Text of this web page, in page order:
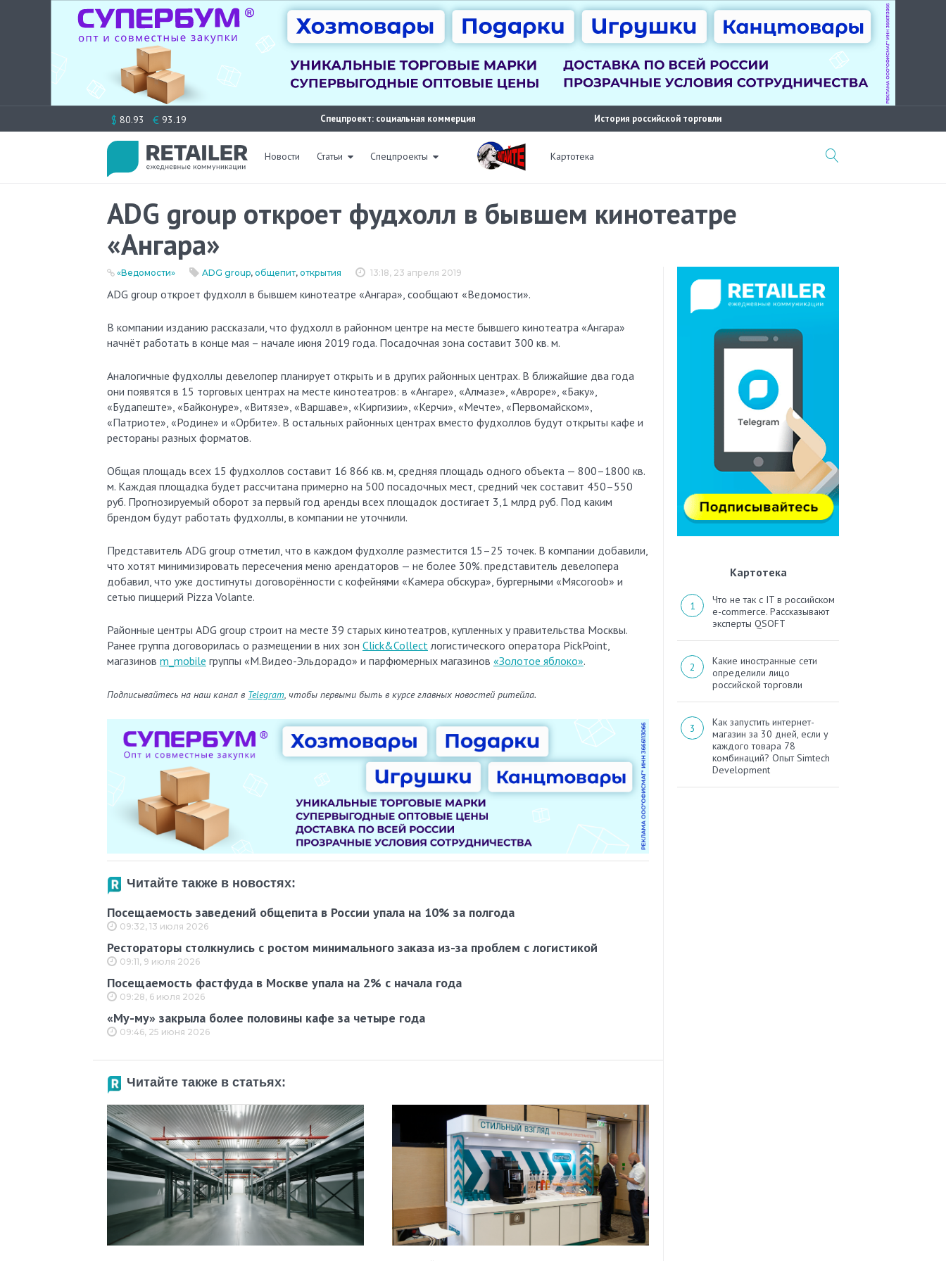
к
$ 80.93 € 93.19 Спецпроект: социальная коммерция История российской торговли
Новости Статьи Спецпроекты Картотека
ADG group откроет фудхолл в бывшем кинотеатре
«Ангара»
13:18, 23 апреля 2019
«Ведомости» ADG group, общепит, открытия
ADG group откроет фудхолл в бывшем кинотеатре «Ангара», сообщают «Ведомости».
В компании изданию рассказали, что фудхолл в районном центре на месте бывшего кинотеатра «Ангара»
начнёт работать в конце мая – начале июня 2019 года. Посадочная зона составит 300 кв. м.
Аналогичные фудхоллы девелопер планирует открыть и в других районных центрах. В ближайшие два года
они появятся в 15 торговых центрах на месте кинотеатров: в «Ангаре», «Алмазе», «Авроре», «Баку»,
«Будапеште», «Байконуре», «Витязе», «Варшаве», «Киргизии», «Керчи», «Мечте», «Первомайском»,
«Патриоте», «Родине» и «Орбите». В остальных районных центрах вместо фудхоллов будут открыты кафе и
рестораны разных форматов.
Общая площадь всех 15 фудхоллов составит 16 866 кв. м, средняя площадь одного объекта — 800–1800 кв.
м. Каждая площадка будет рассчитана примерно на 500 посадочных мест, средний чек составит 450–550
руб. Прогнозируемый оборот за первый год аренды всех площадок достигает 3,1 млрд руб. Под каким
брендом будут работать фудхоллы, в компании не уточнили.
Представитель ADG group отметил, что в каждом фудхолле разместится 15–25 точек. В компании добавили,
что хотят минимизировать пересечения меню арендаторов — не более 30%. представитель девелопера
добавил, что уже достигнуты договорённости с кофейнями «Камера обскура», бургерными «Мясоroob» и
сетью пиццерий Pizza Volante.
Районные центры ADG group строит на месте 39 старых кинотеатров, купленных у правительства Москвы.
Ранее группа договорилась о размещении в них зон Click&Collect логистического оператора PickPoint,
магазинов m_mobile группы «М.Видео-Эльдорадо» и парфюмерных магазинов «Золотое яблоко».
Подписывайтесь на наш канал в Telegram, чтобы первыми быть в курсе главных новостей ритейла.
Читайте также в новостях:
Посещаемость заведений общепита в России упала на 10% за полгода
09:32, 13 июля 2026
Рестораторы столкнулись с ростом минимального заказа из-за проблем с логистикой
09:11, 9 июля 2026
Посещаемость фастфуда в Москве упала на 2% с начала года
09:28, 6 июля 2026
«Му-му» закрыла более половины кафе за четыре года
09:46, 25 июня 2026
Читайте также в статьях:
Картотека
Что не так с IT в российском
e-commerce. Рассказывают
эксперты QSOFT
Какие иностранные сети
определили лицо
российской торговли
Как запустить интернет-
магазин за 30 дней, если у
каждого товара 78
комбинаций? Опыт Simtech
Development